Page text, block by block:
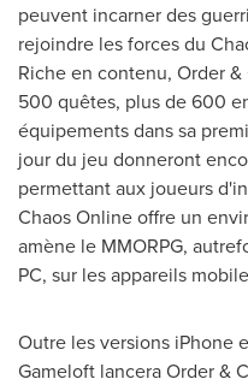
peuvent incarner des
rejoindre les forces du
Riche en contenu, Order
500 quêtes, plus de 600
équipements dans sa
jour du jeu donneront
permettant aux joueurs
Chaos Online offre un
amène le MMORPG,
PC, sur les appareils
Outre les versions iPhone
Gameloft lancera Order &